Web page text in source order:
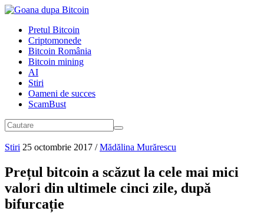
Pretul Bitcoin
Criptomonede
Bitcoin România
Bitcoin mining
AI
Stiri
Oameni de succes
ScamBust
Stiri 25 octombrie 2017 / Mădălina Murărescu
Prețul bitcoin a scăzut la cele mai mici
valori din ultimele cinci zile, după
bifurcație